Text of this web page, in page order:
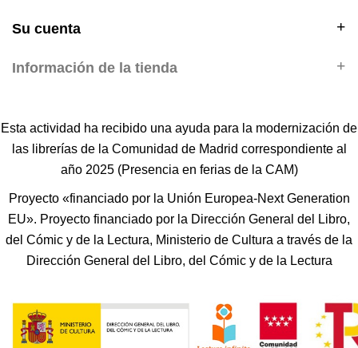
Su cuenta
Información de la tienda
Esta actividad ha recibido una ayuda para la modernización de
las librerías de la Comunidad de Madrid correspondiente al
año 2025 (Presencia en ferias de la CAM)
Proyecto «financiado por la Unión Europea-Next Generation
EU». Proyecto financiado por la Dirección General del Libro,
del Cómic y de la Lectura, Ministerio de Cultura a través de la
Dirección General del Libro, del Cómic y de la Lectura